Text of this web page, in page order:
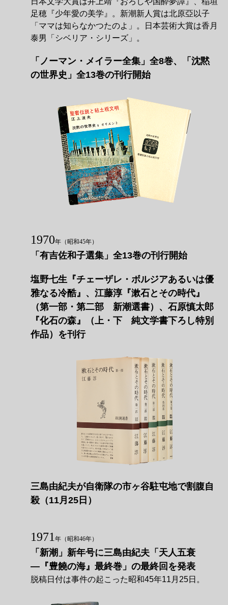
足穂『少年愛の美学』。新潮新人賞は北原亞以子
「ママは知らなかつたのよ」。日本芸術大賞は香月
泰男「シベリア・シリーズ」。
「ノーマン・メイラー全集」全8巻、「沈黙
の世界史」全13巻の刊行開始
1970年 （昭和45年）
「有吉佐和子選集」全13巻の刊行開始
塩野七生『チェーザレ・ボルジアあるいは優
雅なる冷酷』、江藤淳『漱石とその時代』
（第一部・第二部 新潮選書）、石原慎太郎
『化石の森』（上・下 純文学書下ろし特別
作品）を刊行
三島由紀夫が自衛隊の市ヶ谷駐屯地で割腹自
殺（11月25日）
1971 年 （昭和46年）
「新潮」新年号に三島由紀夫「天人五衰
―『豊饒の海』最終巻」の最終回を発表
脱稿日付は事件の起こった昭和45年11月25日。